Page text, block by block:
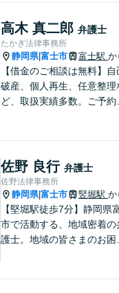
っていません
高木 真二郎 弁護士
たかぎ法律事務所
静岡県|富士市 富士駅 か
【借金のご相談は無料】自
破産、個人再生、任意整理
ど、取扱実績多数。ご予約
す。
佐野 良行 弁護士
佐野法律事務所
静岡県|富士市 竪堀駅 か
【堅堀駅徒歩7分】静岡県
市で活動する、地域密着の
護士。地域の皆さまのお困